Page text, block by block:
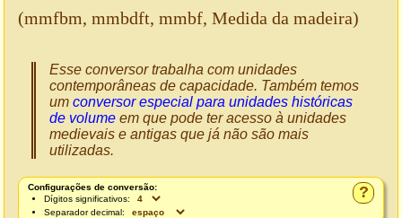
(mmfbm, mmbdft, mmbf, Medida da madeira)
Esse conversor trabalha com unidades
contemporâneas de capacidade. Também temos
um conversor especial para unidades históricas
de volume em que pode ter acesso à unidades
medievais e antigas que já não são mais
utilizadas.
?
Configurações de conversão:
Dígitos significativos:
Separador decimal: